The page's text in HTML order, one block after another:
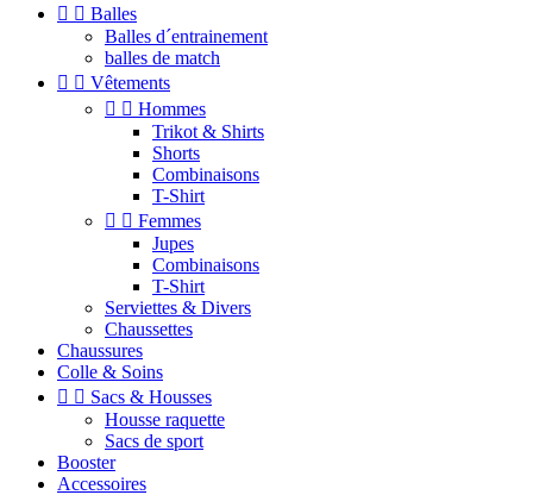
  Balles
Balles d´entrainement
balles de match
  Vêtements
  Hommes
Trikot & Shirts
Shorts
Combinaisons
T-Shirt
  Femmes
Jupes
Combinaisons
T-Shirt
Serviettes & Divers
Chaussettes
Chaussures
Colle & Soins
  Sacs & Housses
Housse raquette
Sacs de sport
Booster
Accessoires